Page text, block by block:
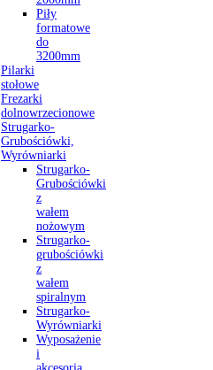
Piły
formatowe
do
3200mm
Pilarki
stołowe
Frezarki
dolnowrzecionowe
Strugarko-
Grubościówki,
Wyrówniarki
Strugarko-
Grubościówki
z
wałem
nożowym
Strugarko-
grubościówki
z
wałem
spiralnym
Strugarko-
Wyrówniarki
Wyposażenie
i